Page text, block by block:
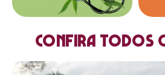
Confira todos